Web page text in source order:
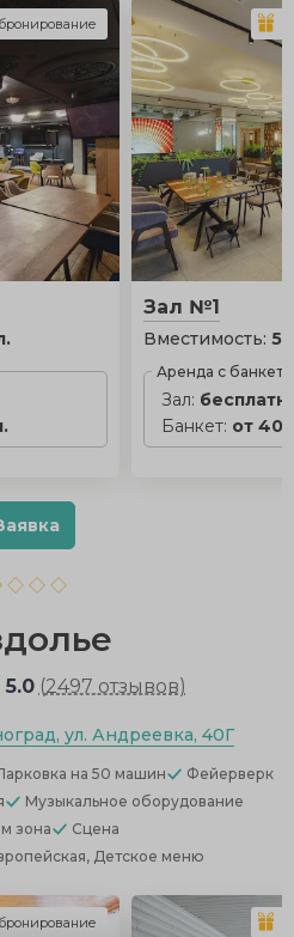
Зал №1
Вместимость:5
Аренда с
Зал:
Банкет: от
5.0 (2497 отзывов)
ул. Андреевка, 40Г
на 50 машин
Фейерверк
Музыкальное оборудование
зона
Сцена
Детское меню